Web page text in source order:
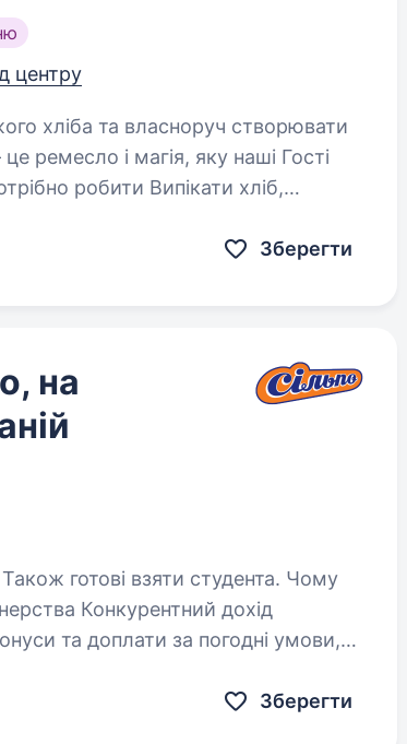
центру
ремесло і магія, яку наші Гості
Випікати хліб,
Зберегти
на
готові взяти студента. Чому
та доплати за погодні умови,
Зберегти